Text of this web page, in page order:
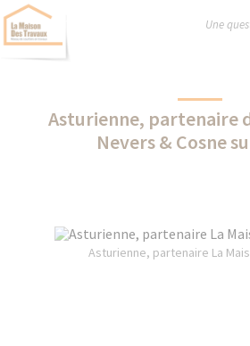
Une
Asturienne, partenaire
Nevers & Cosne
Asturienne, partenaire La